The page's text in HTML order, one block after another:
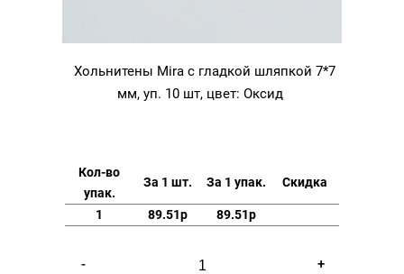
Хольнитены Mira с гладкой шляпкой 7*7
мм, уп. 10 шт, цвет: Оксид
Кол-во
упак.
За 1 шт. За 1 упак. Скидка
1 89.51р 89.51р
- +